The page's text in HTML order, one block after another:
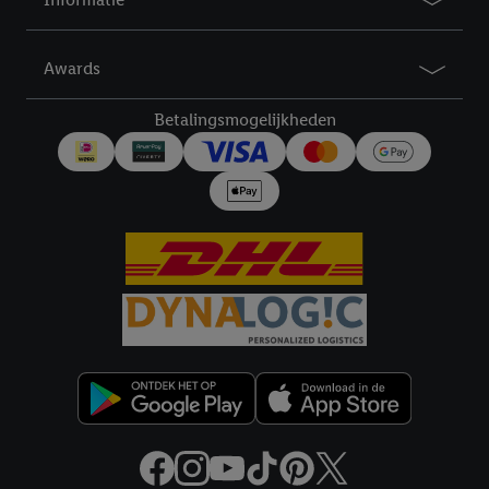
Awards
Betalingsmogelijkheden
Lidl Plus, die gebruikt wordt om je te herkennen in diensten van
derden en om je in die diensten gepersonaliseerde reclame te
tonen. Voor dit doel kan jouw gehashte e-mailadres ook worden
door Criteo S.A. aan jou zijn toegewezen.
Als je hiervoor toestemming geeft, dan kunnen retargeting
advertenties worden weergegeven voor producten waarin je
eerder interesse hebt getoond (bijvoorbeeld door het product
in een winkelmandje van een online winkel te plaatsen maar het
niet te kopen). De retargeting advertenties kunnen op
verschillende eindapparaten en binnen verschillende Lidl-
diensten worden weergegeven, als verschillende eindapparaten
en Lidl-diensten, met behulp van jouw gehashte e-mailadres en
met eventuele andere identifiers of met identifiers waarover
Criteo S.A. beschikt, aan jou kunnen worden toegewezen.
Onder "Aanpassen" kun je aangeven met welke cookies en
vergelijkbare technieken en met welke verwerkingsdoeleinden
je instemt. Verder kan je er meer informatie vinden over de
gegevensverwerking.